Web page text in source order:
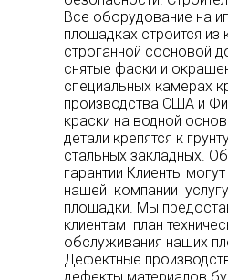
Все оборудование на
площадках строится из
строганной сосновой
снятые фаски и
специальных камерах
производства США и
краски на водной
детали крепятся к
стальных закладных.
гарантии Клиенты
нашей компании
площадки. Мы
клиентам план
обслуживания наших
Дефектные
дефекты материалов